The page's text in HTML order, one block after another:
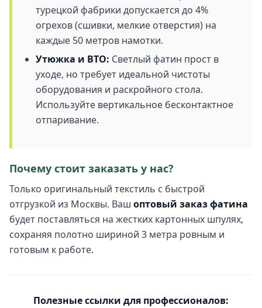
турецкой фабрики допускается до 4%
огрехов (сшивки, мелкие отверстия) на
каждые 50 метров намотки.
Утюжка и ВТО: Светлый фатин прост в
уходе, но требует идеальной чистоты
оборудования и раскройного стола.
Используйте вертикальное бесконтактное
отпаривание.
Почему стоит заказать у нас?
Только оригинальный текстиль с быстрой
отгрузкой из Москвы. Ваш оптовый заказ фатина
будет поставляться на жестких картонных шпулях,
сохраняя полотно шириной 3 метра ровным и
готовым к работе.
Полезные ссылки для профессионалов: